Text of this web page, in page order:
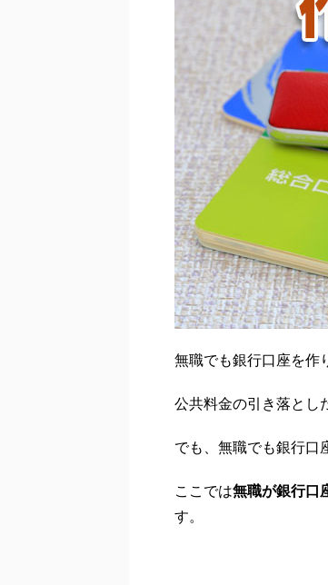
無職でも銀行口座を作
公共料金の引き落とし
でも、無職でも銀行口
ここでは無職が銀行口
す。